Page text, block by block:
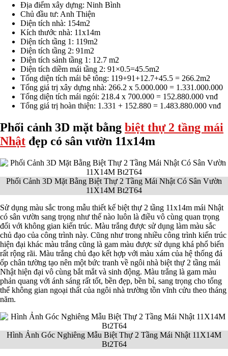
Địa điểm xây dựng: Ninh Bình
Chủ đầu tư: Anh Thiện
Diện tích nhà: 154m2
Kích thước nhà: 11x14m
Diện tích tầng 1: 119m2
Diện tích tầng 2: 91m2
Diện tích sảnh tầng 1: 12.7 m2
Diện tích diềm mái tầng 2: 91×0.5=45.5m2
Tổng diện tích mái bê tông: 119+91+12.7+45.5 = 266.2m2
Tổng giá trị xây dựng nhà: 266.2 x 5.000.000 = 1.331.000.000
Tổng diện tích mái ngói: 218.4 x 700.000 = 152.880.000 vnđ
Tổng giá trị hoàn thiện: 1.331 + 152.880 = 1.483.880.000 vnđ
Phối cảnh 3D mặt bằng biệt thự 2 tầng mái
Nhật đẹp có sân vườn 11x14m
Phối Cảnh 3D Mặt Bằng Biệt Thự 2 Tầng Mái Nhật Có Sân Vườn
11X14M Bt2T64
Sử dụng màu sắc trong mẫu thiết kế biệt thự 2 tầng 11x14m mái Nhật
có sân vườn sang trọng như thế nào luôn là điều vô cùng quan trọng
đối với không gian kiến trúc. Màu trắng được sử dụng làm màu sắc
chủ đạo của công trình này. Cũng như trong nhiều công trình kiến trúc
hiện đại khác màu trắng cũng là gam màu được sử dụng khá phổ biến
rất rộng rãi. Màu trắng chủ đạo kết hợp với màu xám của hệ thống đá
ốp chân tường tạo nên một bức tranh về ngôi nhà biệt thự 2 tầng mái
Nhật hiện đại vô cùng bắt mắt và sinh động. Màu trắng là gam màu
phản quang với ánh sáng rất tốt, bền đẹp, bền bỉ, sang trọng cho tổng
thể không gian ngoại thất của ngôi nhà trường tồn vĩnh cửu theo tháng
năm.
Hình Ảnh Góc Nghiêng Mẫu Biệt Thự 2 Tầng Mái Nhật 11X14M
Bt2T64